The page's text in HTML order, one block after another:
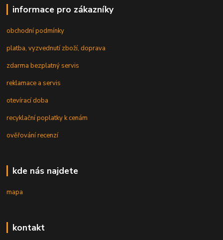
informace pro zákazníky
obchodní podmínky
platba, vyzvednutí zboží, doprava
zdarma bezplatný servis
reklamace a servis
otevírací doba
recyklační poplatky k cenám
ověřování recenzí
kde nás najdete
mapa
kontakt